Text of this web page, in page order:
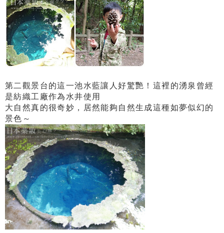
第二觀景台的這一池水藍讓人好驚艷！這裡的湧泉曾經
是紡織工廠作為水井使用
大自然真的很奇妙，居然能夠自然生成這種如夢似幻的
景色～